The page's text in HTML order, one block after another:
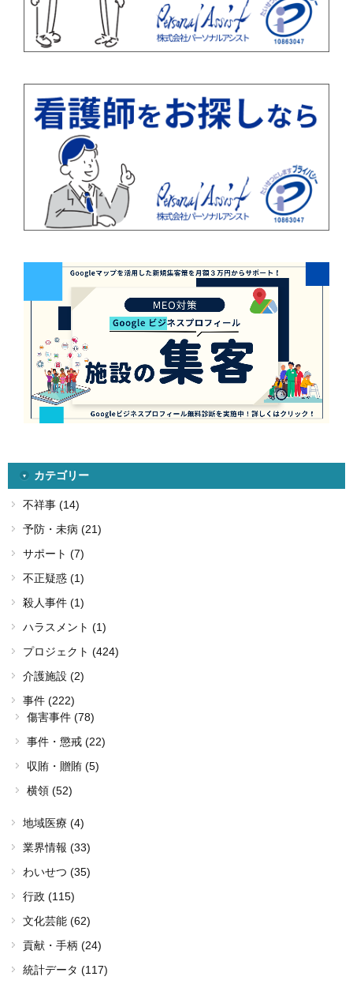
カテゴリー
不祥事 (14)
予防・未病 (21)
サポート (7)
不正疑惑 (1)
殺人事件 (1)
ハラスメント (1)
プロジェクト (424)
介護施設 (2)
事件 (222)
傷害事件 (78)
事件・懲戒 (22)
収賄・贈賄 (5)
横領 (52)
地域医療 (4)
業界情報 (33)
わいせつ (35)
行政 (115)
文化芸能 (62)
貢献・手柄 (24)
統計データ (117)